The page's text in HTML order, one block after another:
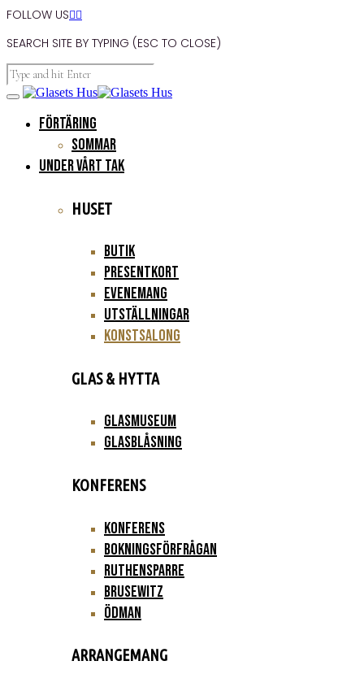
FOLLOW US
SEARCH SITE BY TYPING (ESC TO CLOSE)
FÖRTÄRING
Sommar
UNDER VÅRT TAK
HUSET
Butik
Presentkort
Evenemang
Utställningar
Konstsalong
GLAS & HYTTA
Glasmuseum
Glasblåsning
KONFERENS
Konferens
Bokningsförfrågan
Ruthensparre
Brusewitz
Ödman
ARRANGEMANG